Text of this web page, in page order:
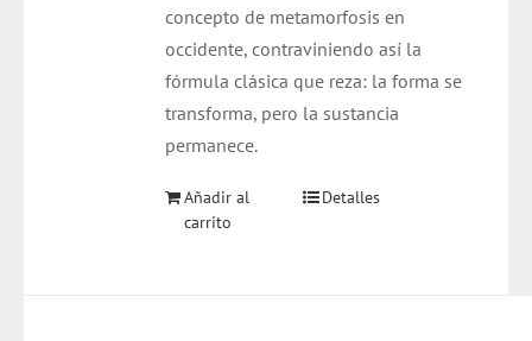
concepto de metamorfosis en
occidente, contraviniendo así la
fórmula clásica que reza: la forma se
transforma, pero la sustancia
permanece.
Añadir al
carrito
Detalles